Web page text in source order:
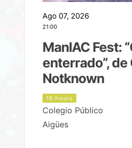
Ago 07, 2026
21:00
ManIAC Fest:
enterrado”,
Notknown
16 hours
Colegio Público
Aigües